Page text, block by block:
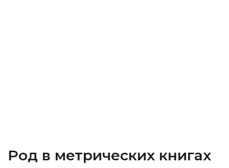
Род в метрических книгах